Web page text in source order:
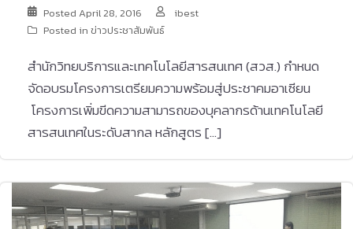
Posted April 28, 2016
ibest
Posted in ข่าวประชาสัมพันธ์
สำนักวิทยบริการและเทคโนโลยีสารสนเทศ (สวส.) กำหนด
จัดอบรมโครงการเตรียมความพร้อมสู่ประชาคมอาเซียน
โครงการเพิ่มขีดความสามารถของบุคลากรด้านเทคโนโลยี
สารสนเทศในระดับสากล หลักสูตร […]